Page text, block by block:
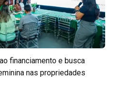
financiamento e busca
nas propriedades